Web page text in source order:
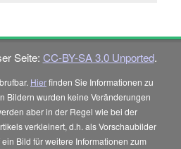
Seite: CC-BY-SA 3.0 Unported.
Hierfinden Sie Informationen zu
Bildern wurden keine Veränderungen
aber in der Regel wie bei der
verkleinert, d.h. als Vorschaubilder
Bild für weitere Informationen zum